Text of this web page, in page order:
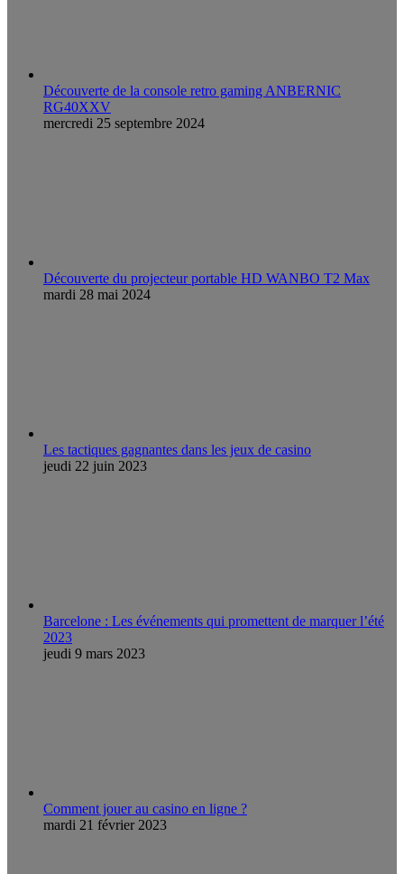
Découverte de la console retro gaming ANBERNIC
RG40XXV
mercredi 25 septembre 2024
Découverte du projecteur portable HD WANBO T2 Max
mardi 28 mai 2024
Les tactiques gagnantes dans les jeux de casino
jeudi 22 juin 2023
Barcelone : Les événements qui promettent de marquer l’été
2023
jeudi 9 mars 2023
Comment jouer au casino en ligne ?
mardi 21 février 2023